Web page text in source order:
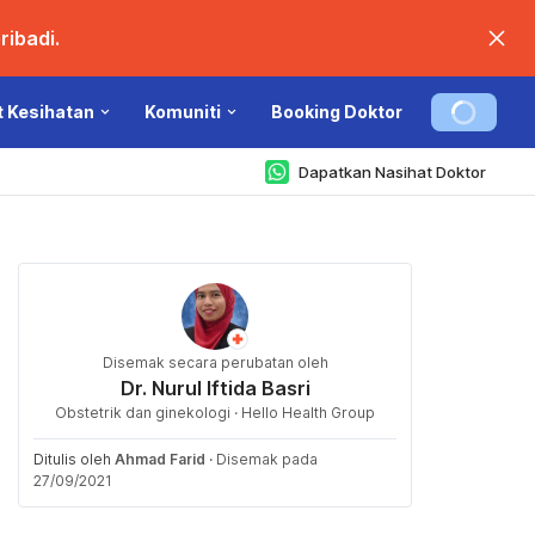
Kesihatan Komuniti Booking Doktor
Dapatkan Nasihat Doktor
Disemak secara perubatan oleh
Dr. Nurul Iftida Basri
Obstetrik dan ginekologi · Hello Health Group
Ditulis oleh Ahmad Farid · Disemak pada
27/09/2021